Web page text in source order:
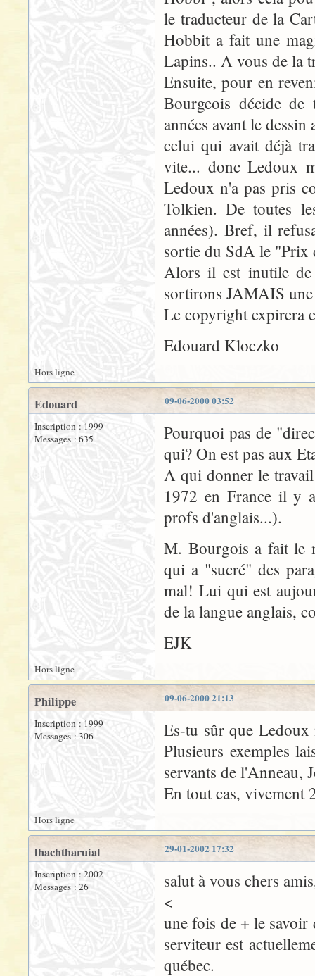
le traducteur de la
Hobbit a fait une
Lapins.. A vous de la
Ensuite, pour en
Bourgeois décide
années avant le
celui qui avait déjà
vite... donc Ledoux
Ledoux n'a pas pris
Tolkien. De toutes
années). Bref, il
sortie du SdA le "Prix
Alors il est inutile de
sortirons JAMAIS
Le copyright expirera
Edouard Kloczko
Hors ligne
09-06-2000 03:52
Edouard
Inscription : 1999
Messages : 635
Pourquoi pas de
qui? On est pas aux
A qui donner le
1972 en France il y
profs d'anglais...).
M. Bourgois a fait le
qui a "sucré" des
mal! Lui qui est
de la langue anglais,
EJK
Hors ligne
09-06-2000 21:13
Philippe
Inscription : 1999
Messages : 306
Es-tu sûr que Ledoux
Plusieurs exemples
servants de l'Anneau,
En tout cas, vivement
Hors ligne
29-01-2002 17:32
lhachtharuial
Inscription : 2002
Messages : 26
salut à vous chers
<
une fois de + le savoir
serviteur est
québec.